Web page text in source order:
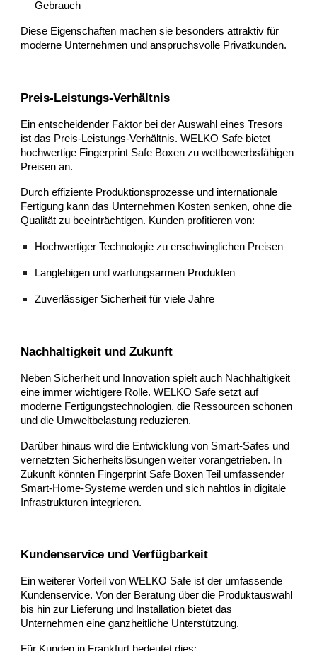
Gebrauch
Diese Eigenschaften machen sie besonders attraktiv für
moderne Unternehmen und anspruchsvolle Privatkunden.
Preis-Leistungs-Verhältnis
Ein entscheidender Faktor bei der Auswahl eines Tresors
ist das Preis-Leistungs-Verhältnis. WELKO Safe bietet
hochwertige Fingerprint Safe Boxen zu wettbewerbsfähigen
Preisen an.
Durch effiziente Produktionsprozesse und internationale
Fertigung kann das Unternehmen Kosten senken, ohne die
Qualität zu beeinträchtigen. Kunden profitieren von:
Hochwertiger Technologie zu erschwinglichen Preisen
Langlebigen und wartungsarmen Produkten
Zuverlässiger Sicherheit für viele Jahre
Nachhaltigkeit und Zukunft
Neben Sicherheit und Innovation spielt auch Nachhaltigkeit
eine immer wichtigere Rolle. WELKO Safe setzt auf
moderne Fertigungstechnologien, die Ressourcen schonen
und die Umweltbelastung reduzieren.
Darüber hinaus wird die Entwicklung von Smart-Safes und
vernetzten Sicherheitslösungen weiter vorangetrieben. In
Zukunft könnten Fingerprint Safe Boxen Teil umfassender
Smart-Home-Systeme werden und sich nahtlos in digitale
Infrastrukturen integrieren.
Kundenservice und Verfügbarkeit
Ein weiterer Vorteil von WELKO Safe ist der umfassende
Kundenservice. Von der Beratung über die Produktauswahl
bis hin zur Lieferung und Installation bietet das
Unternehmen eine ganzheitliche Unterstützung.